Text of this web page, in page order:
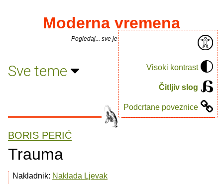
Visoki kontrast
Čitljiv slog
Podcrtane poveznice
Moderna vremena
Pogledaj... sve je puno knjiga.
Sve teme
BORIS PERIĆ
Trauma
Nakladnik: Naklada Ljevak